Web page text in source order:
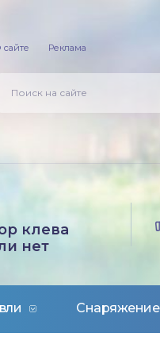
Снаряжение
сайте Реклама
клева
нет